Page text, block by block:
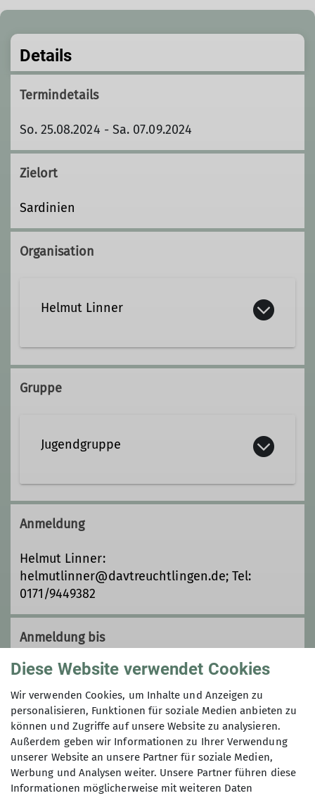
Details
Termindetails
So. 25.08.2024 - Sa. 07.09.2024
Zielort
Sardinien
Organisation
Helmut Linner
helmutlinner@davtreuchtlingen.de
Gruppe
Jugendgruppe
Seit 2015 ist die Abteilung Jugend zu
neuem Leben erwacht. Mit vielen
neuen Mitgliedern aus der Region
Treuchtlingen und Umgebung sind wir
ordentlich gewachsen.
Anmeldung
Helmut Linner:
helmutlinner@davtreuchtlingen.de; Tel:
0171/9449382
Anmeldung bis
06.05.2024
Preis
Übernachtung: ca 780 € Bungalow, ca. 620 €
Zelt
Diese Website verwendet Cookies
Wir verwenden Cookies, um Inhalte und Anzeigen zu
personalisieren, Funktionen für soziale Medien anbieten zu
können und Zugriffe auf unsere Website zu analysieren.
Außerdem geben wir Informationen zu Ihrer Verwendung
unserer Website an unsere Partner für soziale Medien,
Werbung und Analysen weiter. Unsere Partner führen diese
Informationen möglicherweise mit weiteren Daten